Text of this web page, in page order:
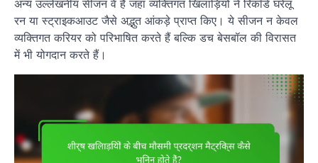
अन्य उल्लेखनीय सीजन वे हैं जहां व्यक्तिगत खिलाड़ियों ने रिकॉर्ड घरेलू
रन या स्ट्राइकआउट जैसे अद्भुत आंकड़े प्राप्त किए। ये सीजन न केवल
व्यक्तिगत करियर को परिभाषित करते हैं बल्कि डच बेसबॉल की विरासत
में भी योगदान करते हैं।